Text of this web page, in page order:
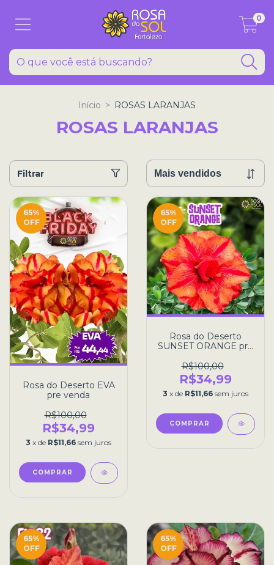
0
Início > ROSAS LARANJAS
ROSAS LARANJAS
Filtrar
65%
OFF
Rosa do Deserto EVA
pre venda
R$100,00
R$34,99
3 x de R$11,66 sem juros
65%
OFF
Rosa do Deserto
SUNSET ORANGE pre
R$100,00
R$34,99
3 x de R$11,66 sem juros
65%
OFF
65%
OFF